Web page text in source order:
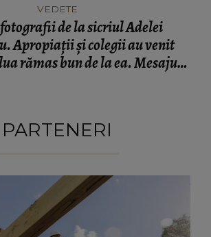
VEDETE
de la sicriul Adelei
Apropiații și colegii au venit
rămas bun de la ea. Mesajul
PARTENERI